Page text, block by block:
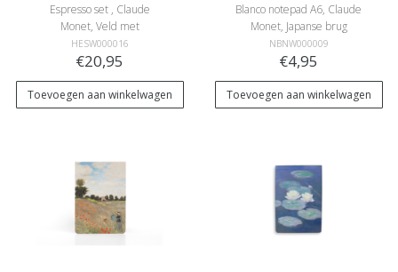
Espresso set , Claude
Monet, Veld met
klaprozen
HESW000016
€20,95
Toevoegen aan winkelwagen
Blanco notepad A6, Claude
Monet, Japanse brug
NBNW000009
€4,95
Toevoegen aan winkelwagen